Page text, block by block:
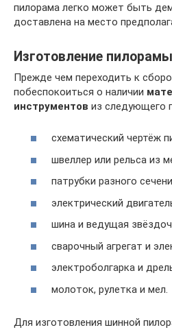
пилорама легко может быть
доставлена на место
Изготовление
Прежде чем переходить к
побеспокоиться о наличии
инструментов из следующего
схематический чертёж
швеллер или рельса из
патрубки разного
электрический
шина и ведущая
сварочный агрегат и
электроболгарка и
молоток, рулетка и мел.
Для изготовления шинной